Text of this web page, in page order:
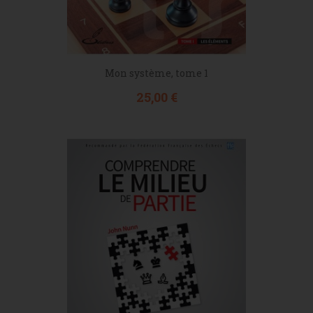
Mon système, tome 1
Prix
25,00 €